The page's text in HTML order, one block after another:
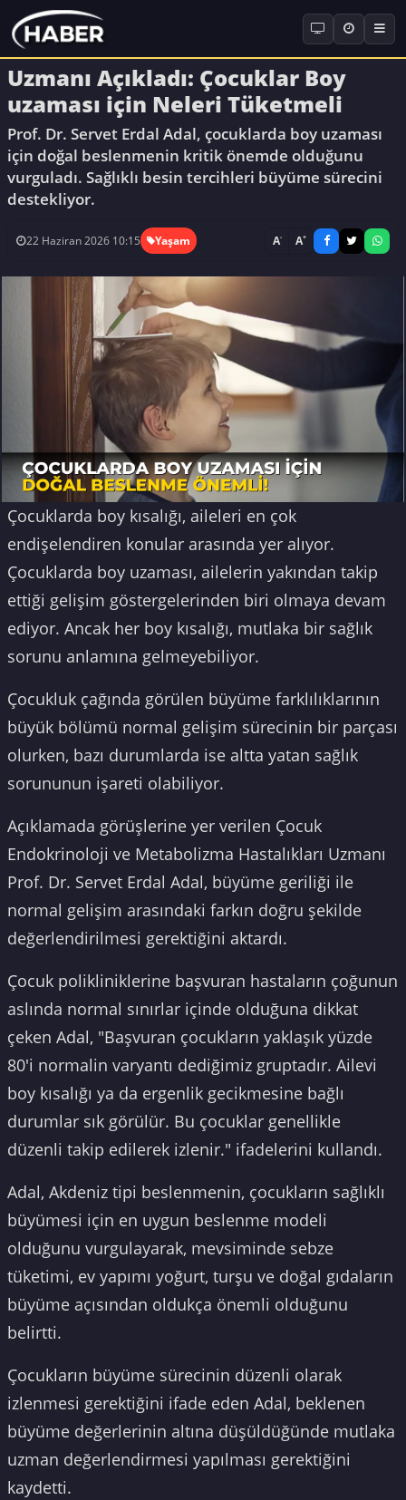
Uzmanı Açıkladı: Çocuklar Boy
uzaması için Neleri Tüketmeli
Prof. Dr. Servet Erdal Adal, çocuklarda boy uzaması
için doğal beslenmenin kritik önemde olduğunu
vurguladı. Sağlıklı besin tercihleri büyüme sürecini
destekliyor.
22 Haziran 2026 10:15 Yaşam A- A+
Çocuklarda boy kısalığı, aileleri en çok
endişelendiren konular arasında yer alıyor.
Çocuklarda boy uzaması, ailelerin yakından takip
ettiği gelişim göstergelerinden biri olmaya devam
ediyor. Ancak her boy kısalığı, mutlaka bir sağlık
sorunu anlamına gelmeyebiliyor.
Çocukluk çağında görülen büyüme farklılıklarının
büyük bölümü normal gelişim sürecinin bir parçası
olurken, bazı durumlarda ise altta yatan sağlık
sorununun işareti olabiliyor.
Açıklamada görüşlerine yer verilen Çocuk
Endokrinoloji ve Metabolizma Hastalıkları Uzmanı
Prof. Dr. Servet Erdal Adal, büyüme geriliği ile
normal gelişim arasındaki farkın doğru şekilde
değerlendirilmesi gerektiğini aktardı.
Çocuk polikliniklerine başvuran hastaların çoğunun
aslında normal sınırlar içinde olduğuna dikkat
çeken Adal, "Başvuran çocukların yaklaşık yüzde
80'i normalin varyantı dediğimiz gruptadır. Ailevi
boy kısalığı ya da ergenlik gecikmesine bağlı
durumlar sık görülür. Bu çocuklar genellikle
düzenli takip edilerek izlenir." ifadelerini kullandı.
Adal, Akdeniz tipi beslenmenin, çocukların sağlıklı
büyümesi için en uygun beslenme modeli
olduğunu vurgulayarak, mevsiminde sebze
tüketimi, ev yapımı yoğurt, turşu ve doğal gıdaların
büyüme açısından oldukça önemli olduğunu
belirtti.
Çocukların büyüme sürecinin düzenli olarak
izlenmesi gerektiğini ifade eden Adal, beklenen
büyüme değerlerinin altına düşüldüğünde mutlaka
uzman değerlendirmesi yapılması gerektiğini
kaydetti.